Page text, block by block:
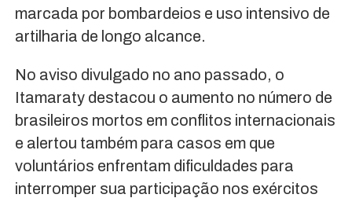
marcada por bombardeios e uso intensivo de
artilharia de longo alcance.
No aviso divulgado no ano passado, o
Itamaraty destacou o aumento no número de
brasileiros mortos em conflitos internacionais
e alertou também para casos em que
voluntários enfrentam dificuldades para
interromper sua participação nos exércitos